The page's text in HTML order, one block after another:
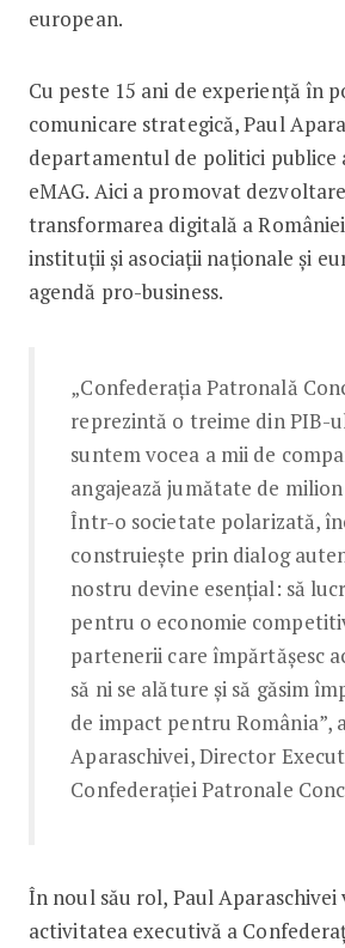
european.
Cu peste 15 ani de experiență în
comunicare strategică, Paul
departamentul de politici publice
eMAG. Aici a promovat
transformarea digitală a
instituții și asociații naționale și
agendă pro-business.
„Confederația Patronală
reprezintă o treime din PIB-
suntem vocea a mii de
angajează jumătate de
Într-o societate polarizată,
construiește prin dialog
nostru devine esențial: să
pentru o economie
partenerii care împărtășesc
să ni se alăture și să găsim
de impact pentru România”,
Aparaschivei, Director
Confederației Patronale
În noul său rol, Paul Aparaschivei
activitatea executivă a